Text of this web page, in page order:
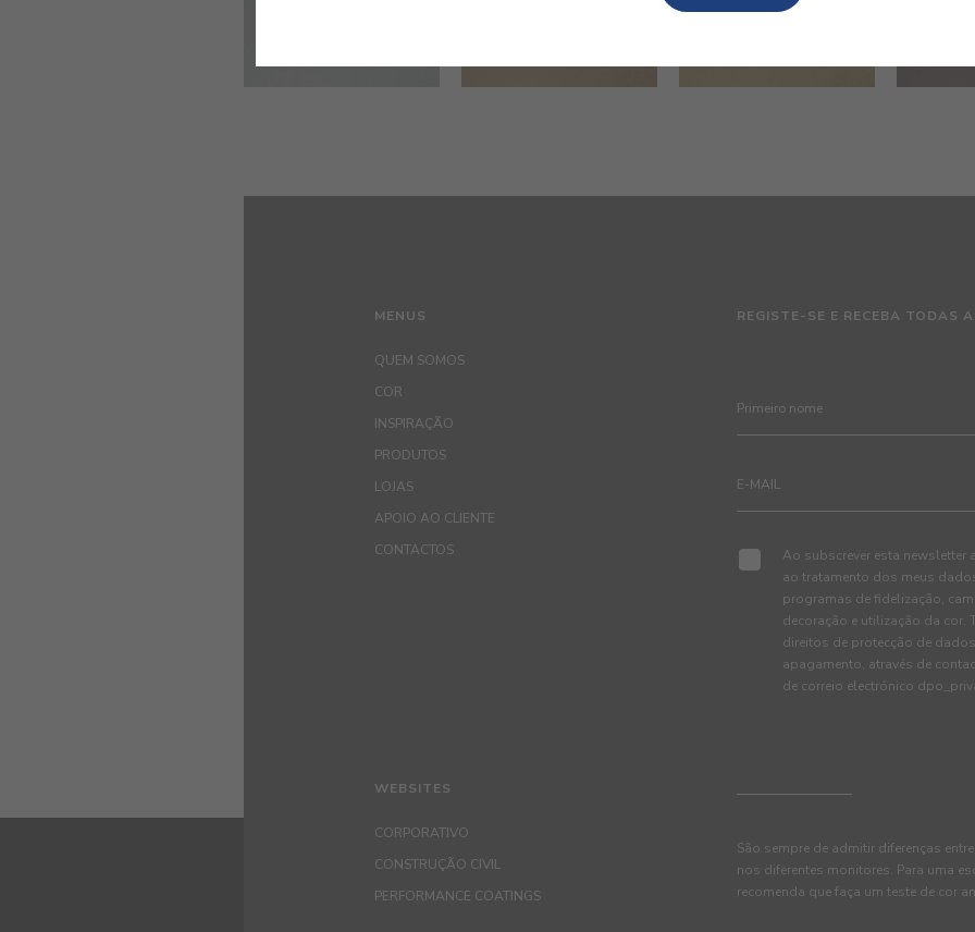
MENUS
QUEM SOMOS
COR
INSPIRAÇÃO
PRODUTOS
LOJAS
APOIO AO CLIENTE
CONTACTOS
REGISTE-SE E RECEBA TODAS
Ao subscrever esta newsletter
ao tratamento dos meus
programas de fidelização,
decoração e utilização da cor.
direitos de protecção de
apagamento, através de
de correio electrónico
WEBSITES
CORPORATIVO
CONSTRUÇÃO CIVIL
PERFORMANCE COATINGS
São sempre de admitir diferenças
nos diferentes monitores. Para uma
recomenda que faça um teste de cor